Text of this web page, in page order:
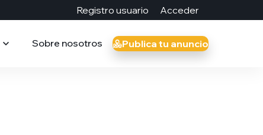
Registro usuario Acceder
Sobre nosotros Publica tu anuncio